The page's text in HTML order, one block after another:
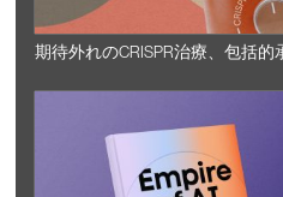
期待外れのCRISPR治療、包括